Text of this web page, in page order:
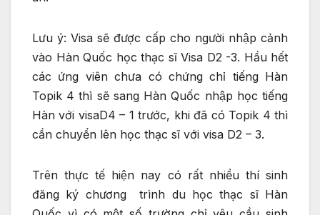
Lưu ý: Visa sẽ được cấp cho người nhập cảnh
vào Hàn Quốc học thạc sĩ Visa D2 -3. Hầu hết
các ứng viên chưa có chứng chỉ tiếng Hàn
Topik 4 thì sẽ sang Hàn Quốc nhập học tiếng
Hàn với visaD4 – 1 trước, khi đã có Topik 4 thì
cần chuyển lên học thạc sĩ với visa D2 – 3.
Trên thực tế hiện nay có rất nhiều thí sinh
đăng ký chương trình du học thạc sĩ Hàn